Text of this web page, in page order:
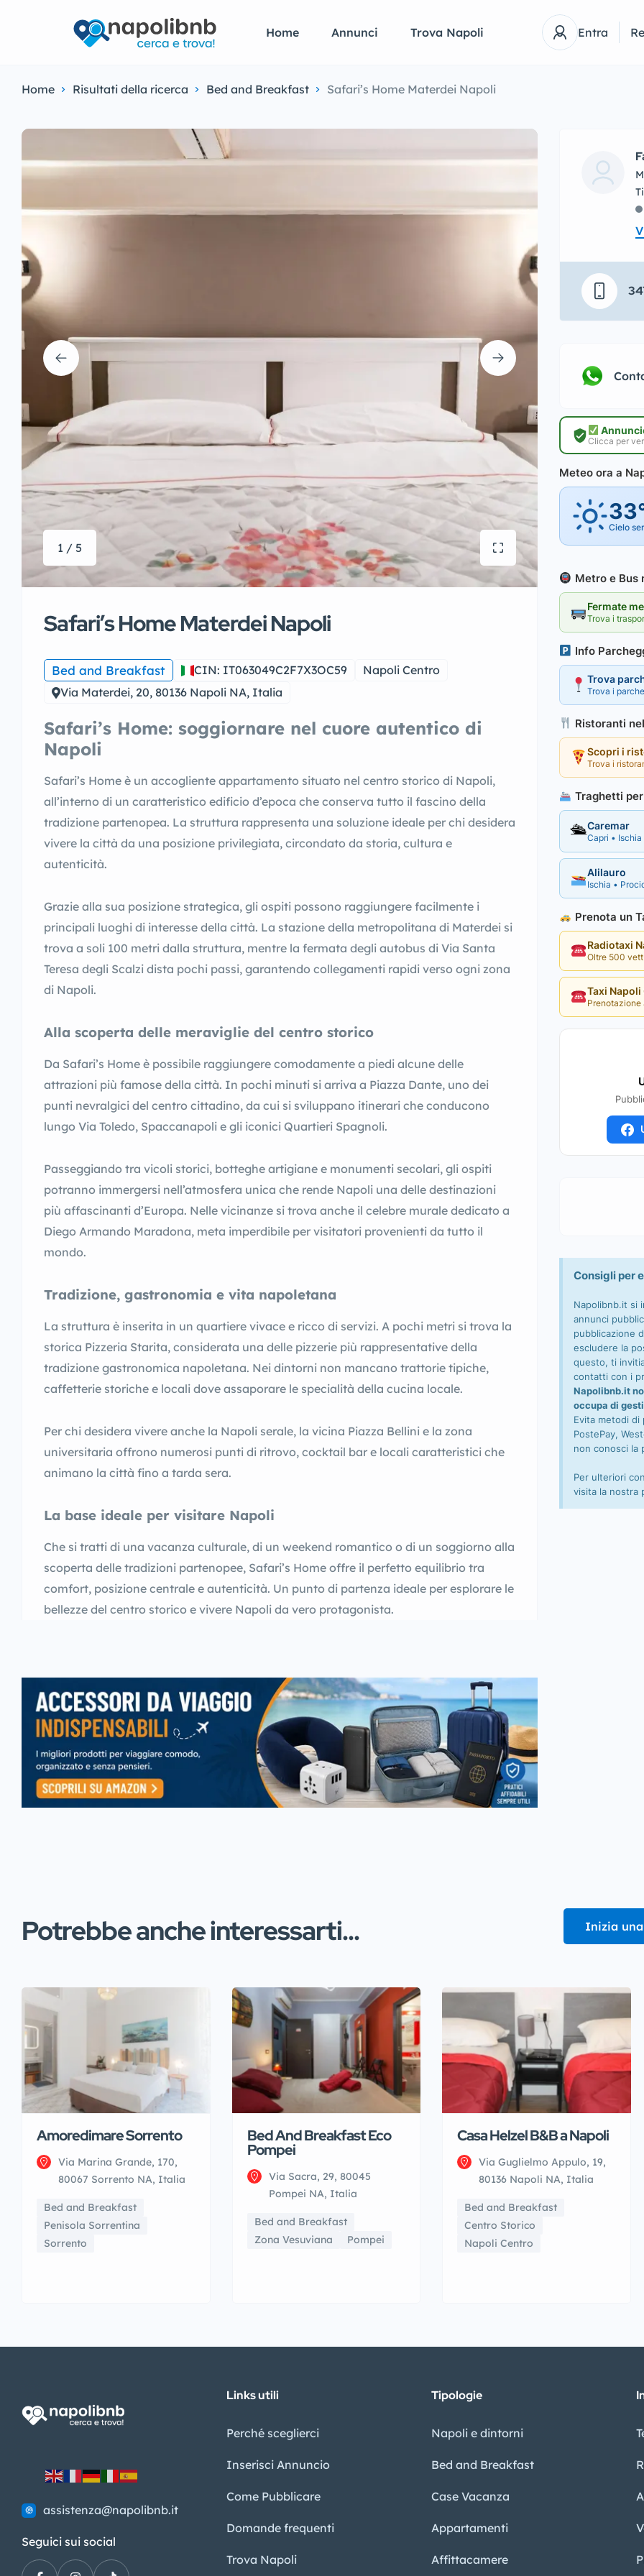
Home Annunci Trova Napoli Entra
Home Risultati della ricerca Bed and Breakfast Safari’s Home Materdei Napoli
1 / 5
Safari’s Home Materdei Napoli
Bed and Breakfast CIN: IT063049C2F7X3OC59
Napoli Centro
Via Materdei, 20, 80136 Napoli NA, Italia
Safari’s Home: soggiornare nel cuore autentico di
Napoli
Safari’s Home è un accogliente appartamento situato nel centro storico di Napoli,
all’interno di un caratteristico edificio d’epoca che conserva tutto il fascino della
tradizione partenopea. La struttura rappresenta una soluzione ideale per chi desidera
vivere la città da una posizione privilegiata, circondato da storia, cultura e
autenticità.
Grazie alla sua posizione strategica, gli ospiti possono raggiungere facilmente i
principali luoghi di interesse della città. La stazione della metropolitana di Materdei si
trova a soli 100 metri dalla struttura, mentre la fermata degli autobus di Via Santa
Teresa degli Scalzi dista pochi passi, garantendo collegamenti rapidi verso ogni zona
di Napoli.
Alla scoperta delle meraviglie del centro storico
Da Safari’s Home è possibile raggiungere comodamente a piedi alcune delle
attrazioni più famose della città. In pochi minuti si arriva a Piazza Dante, uno dei
punti nevralgici del centro cittadino, da cui si sviluppano itinerari che conducono
lungo Via Toledo, Spaccanapoli e gli iconici Quartieri Spagnoli.
Passeggiando tra vicoli storici, botteghe artigiane e monumenti secolari, gli ospiti
potranno immergersi nell’atmosfera unica che rende Napoli una delle destinazioni
più affascinanti d’Europa. Nelle vicinanze si trova anche il celebre murale dedicato a
Diego Armando Maradona, meta imperdibile per visitatori provenienti da tutto il
mondo.
Tradizione, gastronomia e vita napoletana
La struttura è inserita in un quartiere vivace e ricco di servizi. A pochi metri si trova la
storica Pizzeria Starita, considerata una delle pizzerie più rappresentative della
tradizione gastronomica napoletana. Nei dintorni non mancano trattorie tipiche,
caffetterie storiche e locali dove assaporare le specialità della cucina locale.
Per chi desidera vivere anche la Napoli serale, la vicina Piazza Bellini e la zona
universitaria offrono numerosi punti di ritrovo, cocktail bar e locali caratteristici che
animano la città fino a tarda sera.
La base ideale per visitare Napoli
Che si tratti di una vacanza culturale, di un weekend romantico o di un soggiorno alla
scoperta delle tradizioni partenopee, Safari’s Home offre il perfetto equilibrio tra
comfort, posizione centrale e autenticità. Un punto di partenza ideale per esplorare le
bellezze del centro storico e vivere Napoli da vero protagonista.
Clicca per
Meteo ora a
Cielo
Metro e Bus
Fermate
Trova i
Info
Trova
Trova i
Ristoranti
Scopri i
Trova i
Traghetti
🛳Caremar
Capri •
Alilauro
Ischia •
Prenota un
Radiotaxi
Oltre 500
Taxi
Prenotazione
Consigli per
Napolibnb.it si
annunci
pubblicazione
escludere la
questo, ti
contatti con i
Napolibnb.it
occupa di
Evita metodi di
PostePay,
non conosci la
Per ulteriori
visita la nostra
Potrebbe anche interessarti... Inizia
Amoredimare Sorrento
Via Marina Grande, 170,
80067 Sorrento NA, Italia
Bed and Breakfast
Penisola Sorrentina
Sorrento
Bed And Breakfast Eco
Pompei
Via Sacra, 29, 80045
Pompei NA, Italia
Bed and Breakfast
Zona Vesuviana
Pompei
Casa Helzel B&B a Napoli
Via Guglielmo Appulo, 19,
80136 Napoli NA, Italia
Bed and Breakfast
Centro Storico
Napoli Centro
assistenza@napolibnb.it
Seguici sui social
Links utili
Perché sceglierci
Inserisci Annuncio
Come Pubblicare
Domande frequenti
Trova Napoli
Tipologie
Napoli e dintorni
Bed and Breakfast
Case Vacanza
Appartamenti
Affittacamere